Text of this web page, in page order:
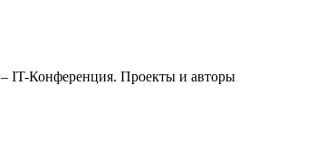
– IT-Конференция. Проекты и авторы